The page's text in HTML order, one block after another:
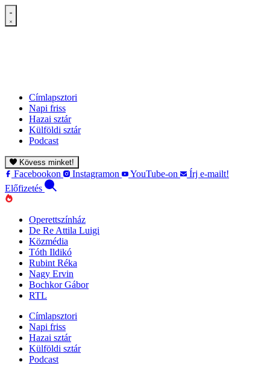
Címlapsztori
Napi friss
Hazai sztár
Külföldi sztár
Podcast
Kövess minket!
Facebookon Instagramon YouTube-on
Írj e-mailt!
Előfizetés
Operettszínház
De Re Attila Luigi
Közmédia
Tóth Ildikó
Rubint Réka
Nagy Ervin
Bochkor Gábor
RTL
Címlapsztori
Napi friss
Hazai sztár
Külföldi sztár
Podcast